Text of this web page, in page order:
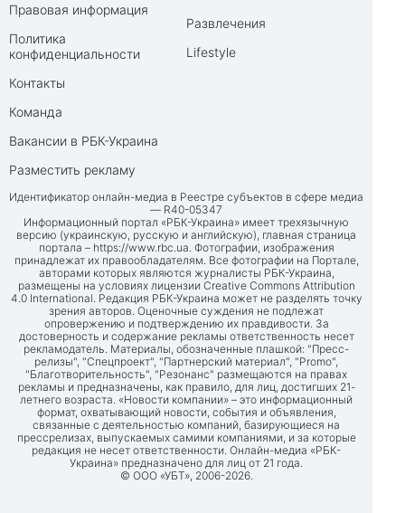
Правовая информация
Политика
конфиденциальности
Контакты
Команда
Вакансии в РБК-Украина
Разместить рекламу
Развлечения
Lifestyle
Идентификатор онлайн-медиа в Реестре субъектов в сфере медиа
— R40-05347
Информационный портал «РБК-Украина» имеет трехязычную
версию (украинскую, русскую и английскую), главная страница
портала – https://www.rbc.ua. Фотографии, изображения
принадлежат их правообладателям. Все фотографии на Портале,
авторами которых являются журналисты РБК-Украина,
размещены на условиях лицензии Creative Commons Attribution
4.0 International. Редакция РБК-Украина может не разделять точку
зрения авторов. Оценочные суждения не подлежат
опровержению и подтверждению их правдивости. За
достоверность и содержание рекламы ответственность несет
рекламодатель. Материалы, обозначенные плашкой: "Пресс-
релизы", "Спецпроект", "Партнерский материал", "Promo",
"Благотворительность", "Резонанс" размещаются на правах
рекламы и предназначены, как правило, для лиц, достигших 21-
летнего возраста. «Новости компании» – это информационный
формат, охватывающий новости, события и объявления,
связанные с деятельностью компаний, базирующиеся на
прессрелизах, выпускаемых самими компаниями, и за которые
редакция не несет ответственности. Онлайн-медиа «РБК-
Украина» предназначено для лиц от 21 года.
© ООО «УБТ», 2006-2026.